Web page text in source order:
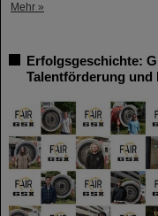
Mehr »
Erfolgsgeschichte:
Talentförderung und